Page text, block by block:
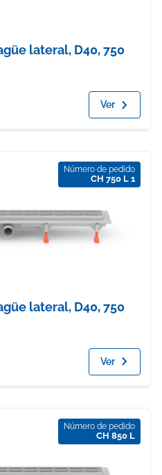
lateral, D40, 750
Ver
Número de pedido
CH 750 L 1
lateral, D40, 750
Ver
Número de pedido
CH 850 L